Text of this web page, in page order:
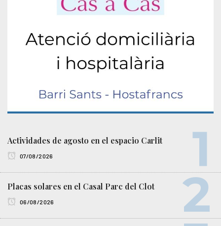
Actividades de agosto en el espacio Carlit
07/08/2026
Placas solares en el Casal Parc del Clot
06/08/2026